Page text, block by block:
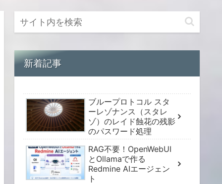
新着記事
ブループロトコル スタ
ーレゾナンス（スタレ
ゾ）のレイド蝕花の残影
のパスワード処理
RAG不要！OpenWebUI
とOllamaで作る
Redmine AIエージェン
ト